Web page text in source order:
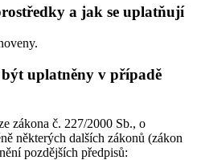
a jak se uplatňují
uplatněny v případě
zákona č. 227/2000 Sb., o
některých dalších zákonů (zákon
pozdějších předpisů: